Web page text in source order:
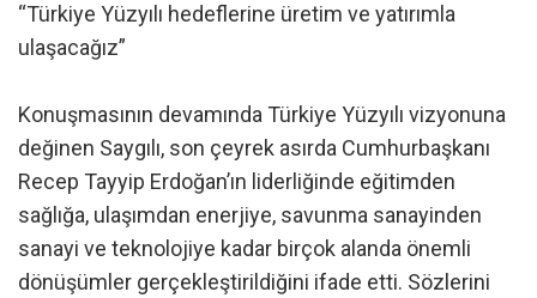
“Türkiye Yüzyılı hedeflerine üretim ve yatırımla
ulaşacağız”
Konuşmasının devamında Türkiye Yüzyılı vizyonuna
değinen Saygılı, son çeyrek asırda Cumhurbaşkanı
Recep Tayyip Erdoğan’ın liderliğinde eğitimden
sağlığa, ulaşımdan enerjiye, savunma sanayinden
sanayi ve teknolojiye kadar birçok alanda önemli
dönüşümler gerçekleştirildiğini ifade etti. Sözlerini